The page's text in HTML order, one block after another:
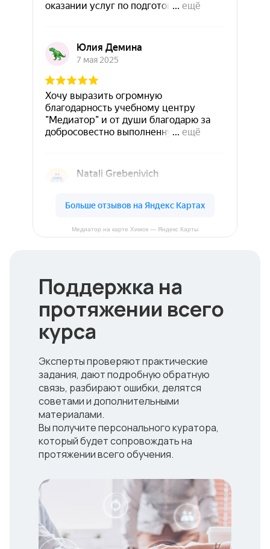
Поддержка на
протяжении всего
курса
Эксперты проверяют практические
задания, дают подробную обратную
связь, разбирают ошибки, делятся
советами и дополнительными
материалами.
Вы получите персонального куратора,
который будет сопровождать на
протяжении всего обучения.
Медиатор на карте Химок — Яндекс Карты